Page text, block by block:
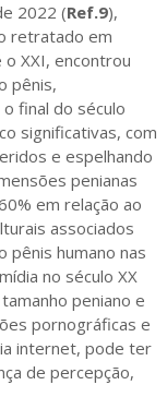
2022 (Ref.9),
retratado em
o XXI, encontrou
pênis,
final do século
significativas, com
e espelhando
penianas
em relação ao
associados
pênis humano nas
no século XX
peniano e
pornográficas e
internet, pode ter
de percepção,